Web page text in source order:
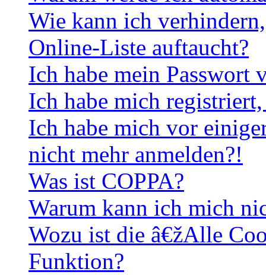
Wie kann ich
Online-Liste auftaucht?
Ich habe mein Passwort
Ich habe mich
Ich habe mich vor
nicht mehr anmelden?!
Was ist COPPA?
Warum kann ich mich
Wozu ist die â€žAlle
Funktion?